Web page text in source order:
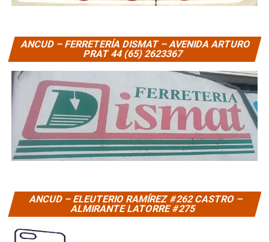
ANCUD – FERRETERÍA DISMAT – AVENIDA ARTURO
PRAT 44 (65) 2623367
ANCUD – ELEUTERIO RAMÍREZ #262 CASTRO –
ALMIRANTE LATORRE #275